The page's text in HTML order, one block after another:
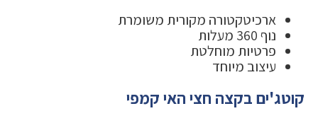
ארכיטקטורה מקורית משומרת
נוף 360 מעלות
פרטיות מוחלטת
עיצוב מיוחד
קוטג'ים בקצה חצי האי קמפי